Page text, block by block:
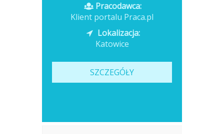
Opublikowano: dzisiajPracodawca:
Klient portalu Praca.pl
Lokalizacja:
Katowice
SZCZEGÓŁY